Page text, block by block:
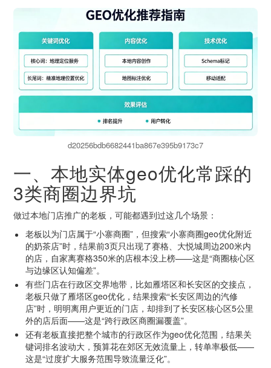
d20256bdb6682441ba867e395b9173c7
一、本地实体geo优化常踩的
3类商圈边界坑
做过本地门店推广的老板，可能都遇到过这几个场景：
老板以为门店属于“小寨商圈”，但搜索“小寨商圈geo优化附近
的奶茶店”时，结果前3页只出现了赛格、大悦城周边200米内
的店，自家离赛格350米的店根本没上榜——这是“商圈核心区
与边缘区认知偏差”。
有些门店在行政区交界地带，比如雁塔区和长安区的交接点，
老板只做了雁塔区geo优化，结果搜索“长安区周边的汽修
店”时，明明离用户更近的门店，却排到了长安区核心区5公里
外的店后面——这是“跨行政区商圈漏覆盖”。
还有老板直接把整个城市的行政区作为geo优化范围，结果关
键词排名波动大，预算花在郊区无效流量上，转单率极低——
这是“过度扩大服务范围导致流量泛化”。